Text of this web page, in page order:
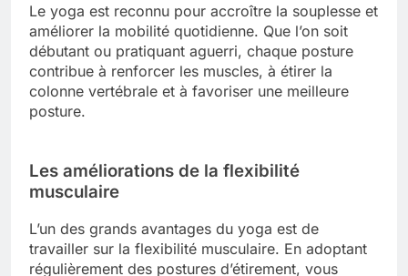
Le yoga est reconnu pour accroître la souplesse et
améliorer la mobilité quotidienne. Que l’on soit
débutant ou pratiquant aguerri, chaque posture
contribue à renforcer les muscles, à étirer la
colonne vertébrale et à favoriser une meilleure
posture.
Les améliorations de la flexibilité
musculaire
L’un des grands avantages du yoga est de
travailler sur la flexibilité musculaire. En adoptant
régulièrement des postures d’étirement, vous